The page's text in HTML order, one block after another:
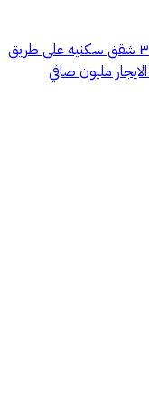
صالات ميزانين للايجار بالكامل مساحه ١٢٠٠ م و ٣ شقق سكنيه على طريق